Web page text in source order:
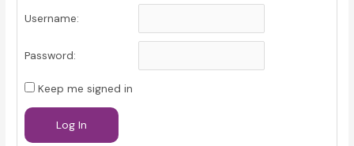
Username:
Password:
Keep me signed in
Log In